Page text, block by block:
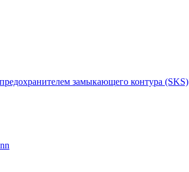
замыкающего контура (SKS)